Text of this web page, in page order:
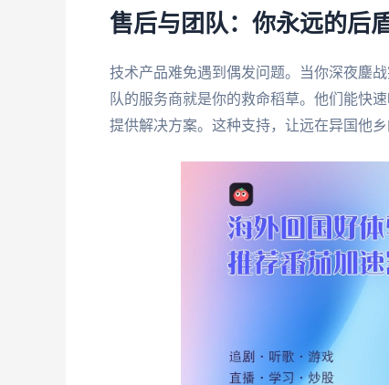
售后与团队：你永远的后
技术产品难免遇到偶发问题。当你深夜鏖
队的服务商就是你的救命稻草。他们能快
提供解决方案。这种支持，让远在异国他